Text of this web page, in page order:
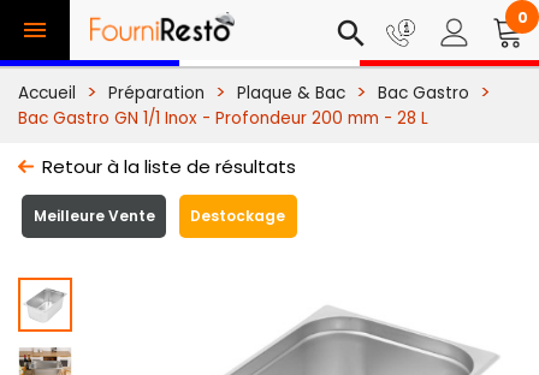
 search 0
Accueil Préparation Plaque & Bac
Bac Gastro
Bac Gastro GN 1/1 Inox - Profondeur 200 mm - 28 L
Retour à la liste de résultats
Meilleure Vente Destockage